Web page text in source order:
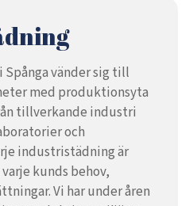
vänder sig till
med produktionsyta
tillverkande industri
och
industristädning är
kunds behov,
Vi har under åren